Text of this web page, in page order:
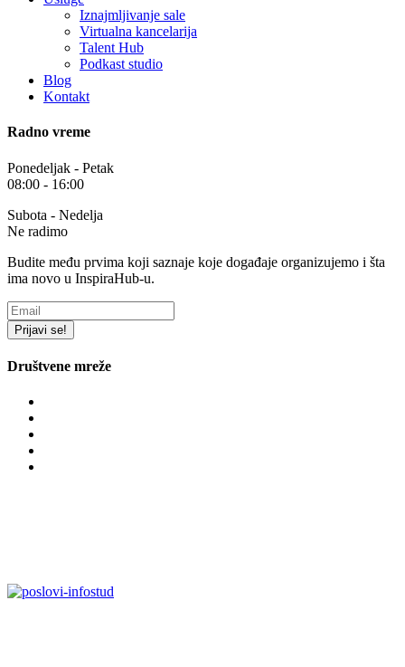
Iznajmljivanje sale
Virtualna kancelarija
Talent Hub
Podkast studio
Blog
Kontakt
Radno vreme
Ponedeljak - Petak
08:00 - 16:00
Subota - Nedelja
Ne radimo
Budite među prvima koji saznaje koje događaje organizujemo i šta
ima novo u InspiraHub-u.
Prijavi se!
Društvene mreže